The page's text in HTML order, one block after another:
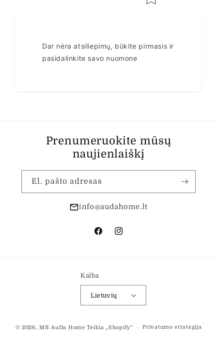
Dar nėra atsiliepimų, būkite pirmasis ir
pasidalinkite savo nuomone
Prenumeruokite mūsų
naujienlaiškį
El. pašto adresas
info@audahome.lt
„Facebook“„Instagram“
Kalba
Lietuvių
būdai
© 2026,MB AuDa Home Teikia „Shopify“ Privatumo strategija